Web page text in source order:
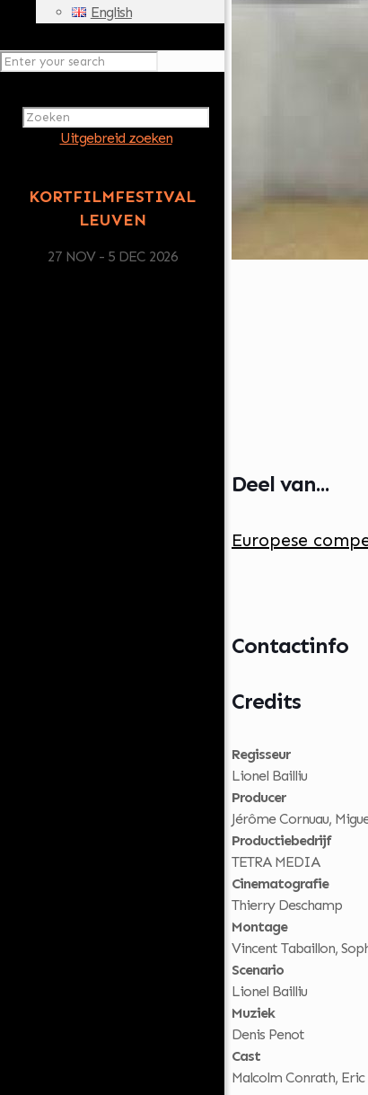
English
Uitgebreid zoeken
KORTFILMFESTIVAL
LEUVEN
27 NOV - 5 DEC 2026
Deel van...
Europese
Contactinfo
Credits
Regisseur
Lionel Bailliu
Producer
Jérôme Cornuau,
Productiebedrijf
TETRA MEDIA
Cinematografie
Thierry Deschamp
Montage
Vincent Tabaillon,
Scenario
Lionel Bailliu
Muziek
Denis Penot
Cast
Malcolm Conrath, Eric